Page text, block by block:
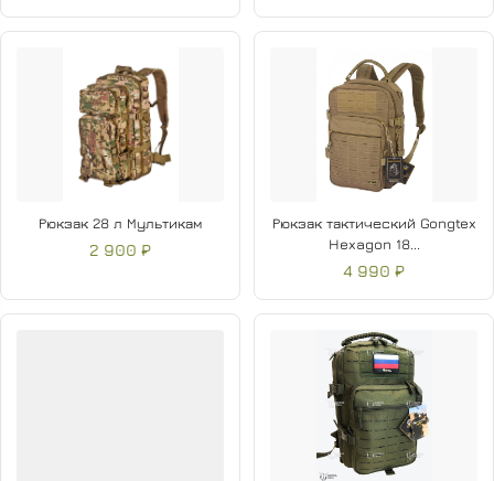
Рюкзак 28 л Мультикам
2 900 ₽
Рюкзак тактический Gongtex
Hexagon 18...
4 990 ₽